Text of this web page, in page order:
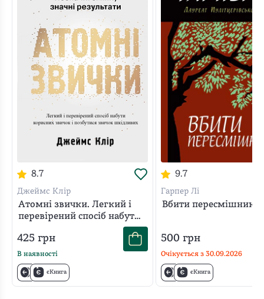
8.7
Джеймс Клір
Атомні звички. Легкий і
перевірений спосіб набути
позбутися звичок
шкідливих
425 грн
В наявності
єКнига
9.7
Гарпер Лі
Вбити пересмішника
500грн
Очікується з 30.09.2026
єКнига